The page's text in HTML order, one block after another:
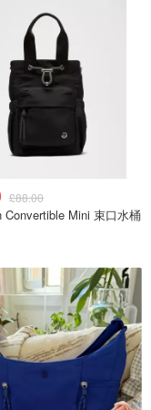
£88.00
Convertible Mini 束口水桶